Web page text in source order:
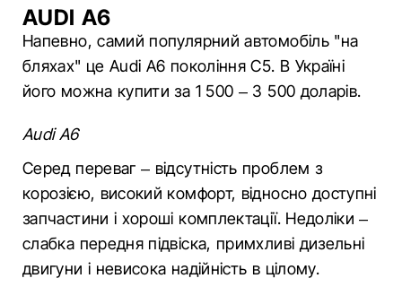
AUDI A6
Напевно, самий популярний автомобіль "на
бляхах" це Audi A6 покоління С5. В Україні
його можна купити за 1 500 – 3 500 доларів.
Audi A6
Серед переваг – відсутність проблем з
корозією, високий комфорт, відносно доступні
запчастини і хороші комплектації. Недоліки –
слабка передня підвіска, примхливі дизельні
двигуни і невисока надійність в цілому.